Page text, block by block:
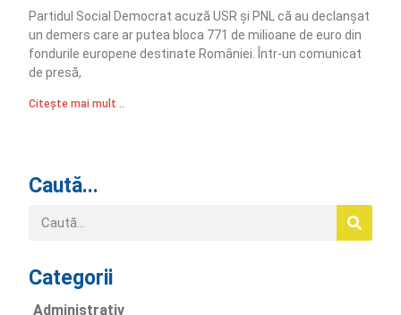
Partidul Social Democrat acuză USR și PNL că au declanșat
un demers care ar putea bloca 771 de milioane de euro din
fondurile europene destinate României. Într-un comunicat
de presă,
Citește mai mult ..
Caută...
Categorii
Administrativ